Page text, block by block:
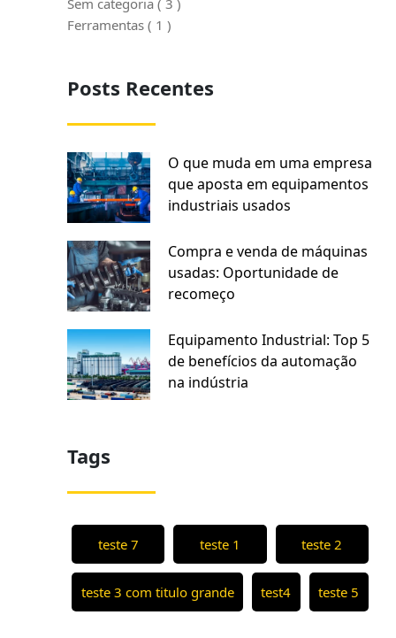
Ferramentas ( 1 )
Posts Recentes
O que muda em uma empresa
que aposta em equipamentos
industriais usados
Compra e venda de máquinas
usadas: Oportunidade de
recomeço
Equipamento Industrial: Top 5
de benefícios da automação
na indústria
Tags
teste 7 teste 1 teste 2
teste 3 com titulo grande test4 teste 5